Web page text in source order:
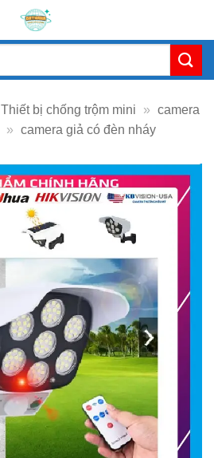
Thiết bị chống trộm mini » camera
» camera giả có đèn nháy